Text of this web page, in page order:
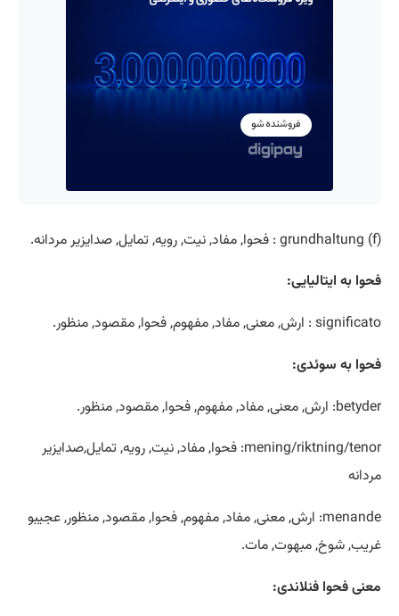
(grundhaltung (f : فحوا, مفاد, نیت, رویه, تمایل, صدايزیر مردانه.
فحوا به ایتالیایی:
significato : ارش, معنی, مفاد, مفهوم, فحوا, مقصود, منظور.
فحوا به سوئدی:
betyder: ارش, معنی, مفاد, مفهوم, فحوا, مقصود, منظور.
mening/riktning/tenor: فحوا, مفاد, نیت, رویه, تمایل,صدايزیر
مردانه
menande: ارش, معنی, مفاد, مفهوم, فحوا, مقصود, منظور, عجیبو
غریب, شوخ, مبهوت, مات.
معنی فحوا فنلاندی: